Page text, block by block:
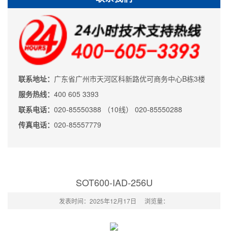
联系地址： 广东省广州市天河区科新路优可商务中心B栋3楼
服务热线： 400 605 3393
联系电话： 020-85550388 （10线） 020-85550288
传真电话： 020-85557779
SOT600-IAD-256U
发表时间：2025年12月17日 浏览量：